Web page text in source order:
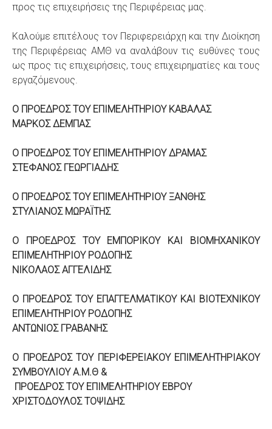
προς τις επιχειρήσεις της Περιφέρειας μας.
Καλούμε επιτέλους τον Περιφερειάρχη και την Διοίκηση
της Περιφέρειας ΑΜΘ να αναλάβουν τις ευθύνες τους
ως προς τις επιχειρήσεις, τους επιχειρηματίες και τους
εργαζόμενους.
Ο ΠΡΟΕΔΡΟΣ ΤΟΥ ΕΠΙΜΕΛΗΤΗΡΙΟΥ ΚΑΒΑΛΑΣ
ΜΑΡΚΟΣ ΔΕΜΠΑΣ
Ο ΠΡΟΕΔΡΟΣ ΤΟΥ ΕΠΙΜΕΛΗΤΗΡΙΟΥ ΔΡΑΜΑΣ
ΣΤΕΦΑΝΟΣ ΓΕΩΡΓΙΑΔΗΣ
Ο ΠΡΟΕΔΡΟΣ ΤΟΥ ΕΠΙΜΕΛΗΤΗΡΙΟΥ ΞΑΝΘΗΣ
ΣΤΥΛΙΑΝΟΣ ΜΩΡΑΪΤΗΣ
Ο ΠΡΟΕΔΡΟΣ ΤΟΥ ΕΜΠΟΡΙΚΟΥ ΚΑΙ ΒΙΟΜΗΧΑΝΙΚΟΥ
ΕΠΙΜΕΛΗΤΗΡΙΟΥ ΡΟΔΟΠΗΣ
ΝΙΚΟΛΑΟΣ ΑΓΓΕΛΙΔΗΣ
Ο ΠΡΟΕΔΡΟΣ ΤΟΥ ΕΠΑΓΓΕΛΜΑΤΙΚΟΥ ΚΑΙ ΒΙΟΤΕΧΝΙΚΟΥ
ΕΠΙΜΕΛΗΤΗΡΙΟΥ ΡΟΔΟΠΗΣ
ΑΝΤΩΝΙΟΣ ΓΡΑΒΑΝΗΣ
Ο ΠΡΟΕΔΡΟΣ ΤΟΥ ΠΕΡΙΦΕΡΕΙΑΚΟΥ ΕΠΙΜΕΛΗΤΗΡΙΑΚΟΥ
ΣΥΜΒΟΥΛΙΟΥ Α.Μ.Θ &
ΠΡΟΕΔΡΟΣ ΤΟΥ ΕΠΙΜΕΛΗΤΗΡΙΟΥ ΕΒΡΟΥ
ΧΡΙΣΤΟΔΟΥΛΟΣ ΤΟΨΙΔΗΣ